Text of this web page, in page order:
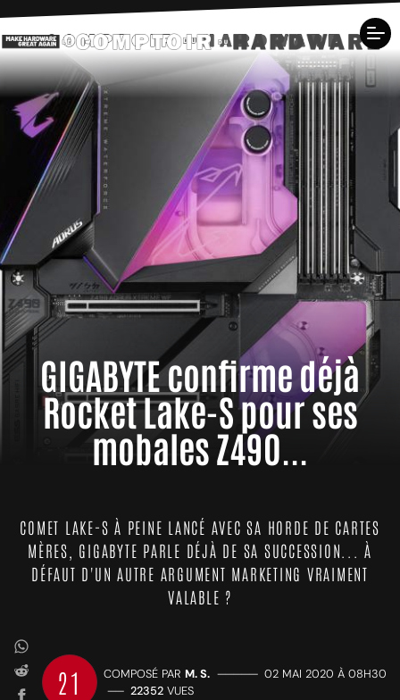
GIGABYTE confirme déjà
Rocket Lake-S pour ses
mobales Z490...
COMET LAKE-S À PEINE LANCÉ AVEC SA HORDE DE CARTES
MÈRES, GIGABYTE PARLE DÉJÀ DE SA SUCCESSION... À
DÉFAUT D'UN AUTRE ARGUMENT MARKETING VRAIMENT
VALABLE ?
21 COMPOSÉ PAR M. S. ————— 02 MAI 2020 À 08H30
—— 22352 VUES